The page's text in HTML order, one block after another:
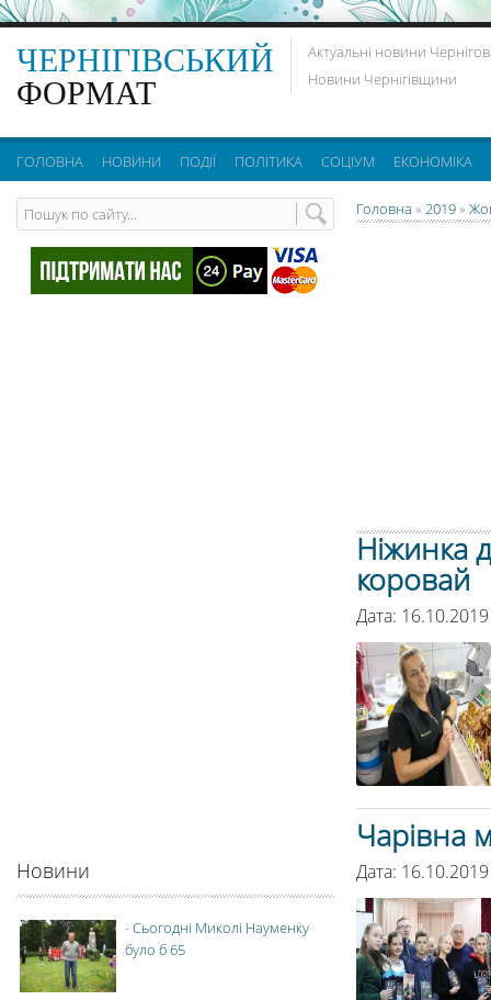
ЧЕРНІГІВСЬКИЙ
ФОРМАТ
Актуальні новини
Новини Чернігівщини
ГОЛОВНА НОВИНИ ПОДІЇ ПОЛІТИКА СОЦІУМ ЕКОНОМІКА
Головна » 2019»
Ніжинка
коровай
Дата:
Чарівна
Дата:
Новини
-Сьогодні Миколі Науменку
було б 65